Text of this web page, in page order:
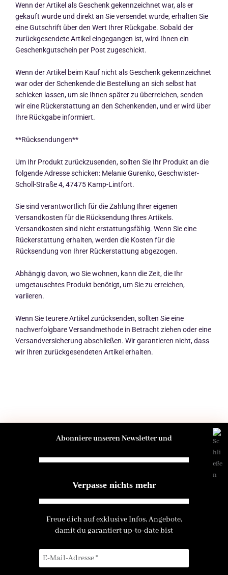
Wenn der Artikel als Geschenk gekennzeichnet war, als er
gekauft wurde und direkt an Sie versendet wurde, erhalten Sie
eine Gutschrift über den Wert Ihrer Rückgabe. Sobald der
zurückgesendete Artikel eingegangen ist, wird Ihnen ein
Geschenkgutschein per Post zugeschickt.
Wenn der Artikel beim Kauf nicht als Geschenk gekennzeichnet
war oder der Schenkende die Bestellung an sich selbst hat
schicken lassen, um sie Ihnen später zu überreichen, senden
wir eine Rückerstattung an den Schenkenden, und er wird über
Ihre Rückgabe informiert.
**Rücksendungen**
Um Ihr Produkt zurückzusenden, sollten Sie Ihr Produkt an die
folgende Adresse schicken: Melanie Gurenko, Geschwister-
Scholl-Straße 4, 47475 Kamp-Lintfort.
Sie sind verantwortlich für die Zahlung Ihrer eigenen
Versandkosten für die Rücksendung Ihres Artikels.
Versandkosten sind nicht erstattungsfähig. Wenn Sie eine
Rückerstattung erhalten, werden die Kosten für die
Rücksendung von Ihrer Rückerstattung abgezogen.
Abhängig davon, wo Sie wohnen, kann die Zeit, die Ihr
umgetauschtes Produkt benötigt, um Sie zu erreichen,
variieren.
Wenn Sie teurere Artikel zurücksenden, sollten Sie eine
nachverfolgbare Versandmethode in Betracht ziehen oder eine
Versandversicherung abschließen. Wir garantieren nicht, dass
wir Ihren zurückgesendeten Artikel erhalten.
Abonniere unseren Newsletter und
Verpasse nichts mehr
Freue dich auf exklusive Infos, Angebote,
damit du garantiert up-to-date bist
M.G.C. DARK ROMANCE
– KONTAKTDATEN S. IMPRESSUM
Vertrag widerrufen
FOLGE UNS BEI INSTAGRAM UND SPOTIFY
I S E